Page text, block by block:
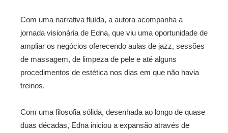
Com uma narrativa fluída, a autora acompanha a
jornada visionária de Edna, que viu uma oportunidade de
ampliar os negócios oferecendo aulas de jazz, sessões
de massagem, de limpeza de pele e até alguns
procedimentos de estética nos dias em que não havia
treinos.
Com uma filosofia sólida, desenhada ao longo de quase
duas décadas, Edna iniciou a expansão através de